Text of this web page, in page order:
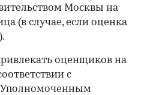
Москвы на
(в случае, если оценка
оценщиков на
с